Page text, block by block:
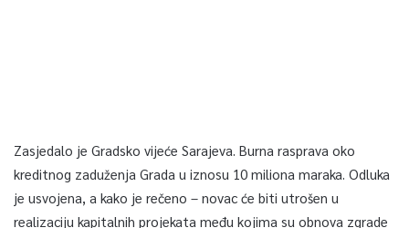
Zasjedalo je Gradsko vijeće Sarajeva. Burna rasprava oko
kreditnog zaduženja Grada u iznosu 10 miliona maraka. Odluka
je usvojena, a kako je rečeno – novac će biti utrošen u
realizaciju kapitalnih projekata među kojima su obnova zgrade